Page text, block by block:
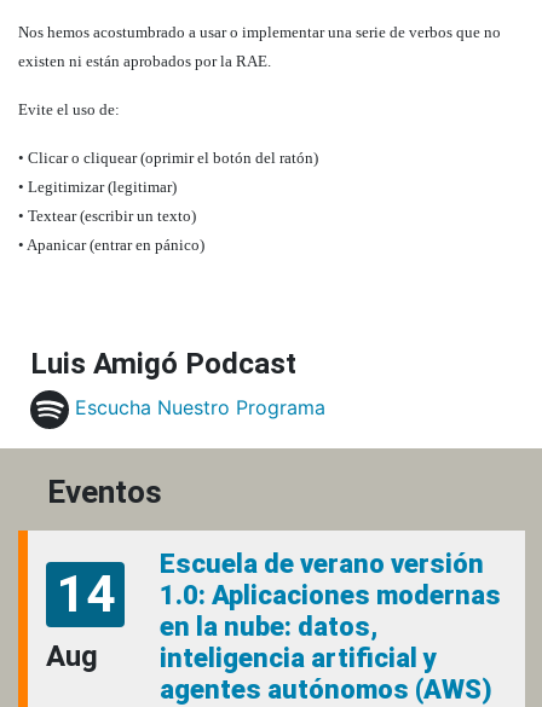
Nos hemos acostumbrado a usar o implementar una serie de verbos que no
existen ni están aprobados por la RAE.
Evite el uso de:
• Clicar o cliquear (oprimir el botón del ratón)
• Legitimizar (legitimar)
• Textear (escribir un texto)
• Apanicar (entrar en pánico)
Luis Amigó Podcast
Escucha Nuestro Programa
Eventos
14
Aug
Escuela de verano versión
1.0: Aplicaciones modernas
en la nube: datos,
inteligencia artificial y
agentes autónomos (AWS)